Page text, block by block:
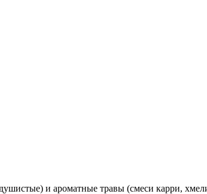
и ароматные травы (смеси карри,